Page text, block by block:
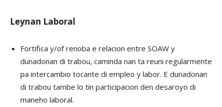
Leynan Laboral
Fortifica y/of renoba e relacion entre SOAW y
dunadonan di trabou, caminda nan ta reuni regularmente
pa intercambio tocante di empleo y labor. E dunadonan
di trabou tambe lo tin participacion den desaroyo di
maneho laboral.